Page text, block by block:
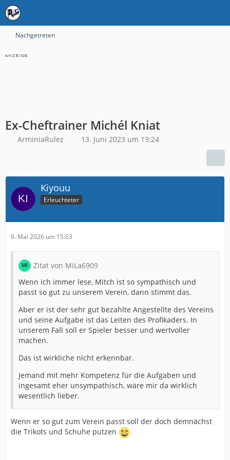
Nachgetreten
Ex-Cheftrainer Michél Kniat
ArminiaRulez 13. Juni 2023 um 19:24
Kiyouu
Erleuchteter
9. Mai 2026 um 15:03
Zitat von MiLa6909
Wenn ich immer lese, Mitch ist so sympathisch und
passt so gut zu unserem Verein, dann stimmt das.
Aber er ist der sehr gut bezahlte Angestellte des Vereins
und seine Aufgabe ist das Leiten des Profikaders. In
unserem Fall soll er Spieler besser und wertvoller
machen.
Das ist wirkliche nicht erkennbar.
Jemand mit mehr Kompetenz für die Aufgaben und
ingesamt eher unsympathisch, wäre mir da wirklich
wesentlich lieber.
Wenn er so gut zum Verein passt soll der doch demnächst
die Trikots und Schuhe putzen